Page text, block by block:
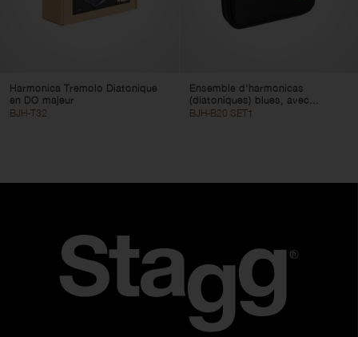
Harmonica Tremolo Diatonique
en DO majeur
BJH-T32
Ensemble d'harmonicas
(diatoniques) blues, avec...
BJH-B20 SET1